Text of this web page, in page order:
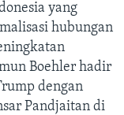
yang
hubungan
Boehler hadir
dengan
Pandjaitan di